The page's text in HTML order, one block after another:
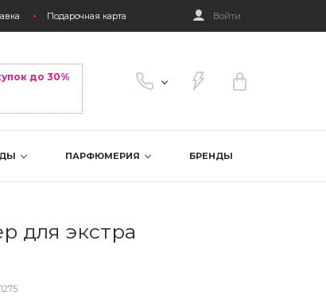
Подарочная карта Войти
до 30%
ПАРФЮМЕРИЯ БРЕНДЫ
для экстра